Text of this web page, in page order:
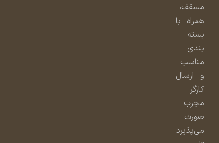
مسقف،
همراه با
بسته
بندی
مناسب
و ارسال
مجرب
صورت
می‌پذیرد